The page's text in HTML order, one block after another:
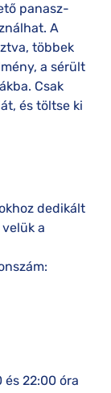
panasz-
A
többek
a sérült
Csak
és töltse ki
dedikált
a
22:00 óra